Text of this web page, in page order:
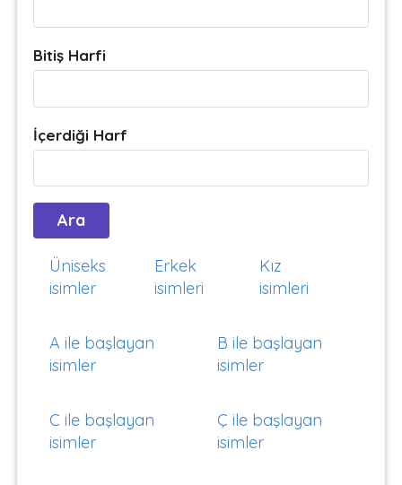
Bitiş Harfi
İçerdiği Harf
Üniseks
isimler
Erkek
isimleri
Kız
isimleri
A ile başlayan
isimler
B ile başlayan
isimler
C ile başlayan
isimler
Ç ile başlayan
isimler